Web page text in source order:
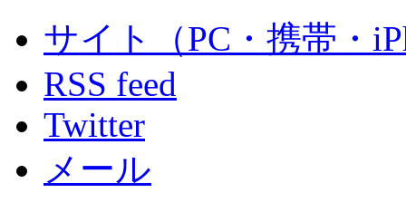
サイト（PC・携帯・
RSS feed
Twitter
メール